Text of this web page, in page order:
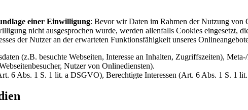
einer Einwilligung: Bevor wir Daten im Rahmen der Nutzung von
nicht ausgesprochen wurde, werden allenfalls Cookies eingesetzt,
der Nutzer an der erwarteten Funktionsfähigkeit unseres
(z.B. besuchte Webseiten, Interesse an Inhalten, Zugriffszeiten),
Nutzer von Onlinediensten).
6 Abs. 1 S. 1 lit. a DSGVO), Berechtigte Interessen (Art. 6 Abs. 1 S. 1